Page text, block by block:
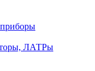
ЛАТРы